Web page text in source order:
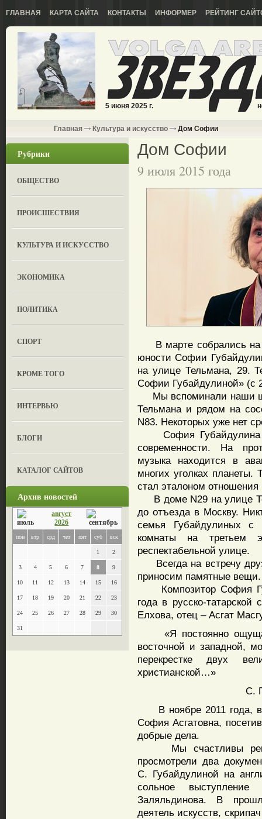
ГЛАВНАЯ КАРТА САЙТА КОНТАКТЫ ИНФОРМЕР РЕЙТИНГ
5 июня 2025 г.
Главная Культура и искусство Дом Софии
Рубрики
ОБЩЕСТВО
ПРОИСШЕСТВИЯ
КУЛЬТУРА И ИСКУССТВО
ЭКОНОМИКА
ПОЛИТИКА
СПОРТ
КРОМЕ ТОГО
ИНТЕРВЬЮ
БЛОГИ
КАТАЛОГ САЙТОВ
Архив новостей
август
2026
пон втр срд чет пят суб вск
1 2
3 4 5 6 7 8 9
10 11 12 13 14 15 16
17 18 19 20 21 22 23
24 25 26 27 28 29 30
31
Дом Софии
9 июля 2015 года
В марте собрались на
юности Софии
на улице Тельмана, 29.
Софии Губайдулиной» (с
Мы вспоминали наши
Тельмана и рядом на
N83. Некоторых уже нет
София Губайдулина –
современности. На
музыка находится в
многих уголках планеты.
стал эталоном отношения
В доме N29 на улице
до отъезда в Москву.
семья Губайдулиных с
комнаты на третьем
респектабельной улице.
Всегда на встречу
приносим памятные
Композитор София
года в русско-
Елхова, отец – Асгат
«Я постоянно ощущаю
восточной и западной,
перекрестке двух
христианской…»
С.
В ноябре 2011 года, в
София Асгатовна,
добрые дела.
Мы счастливы
просмотрели два
С. Губайдулиной на
сольное
Заляльдинова. В
деятель искусств,